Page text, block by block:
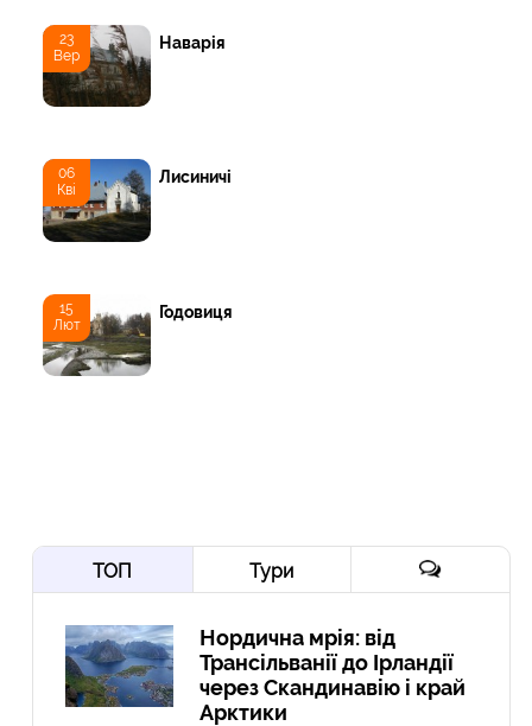
23
Вер
Наварія
06
Кві
Лисиничі
15
Лют
Годовиця
ТОП Тури
Нордична мрія: від
Трансільванії до Ірландії
через Скандинавію і край
Арктики